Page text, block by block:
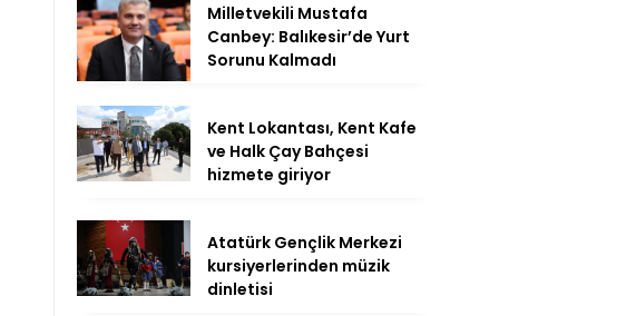
Milletvekili Mustafa
Canbey: Balıkesir’de Yurt
Sorunu Kalmadı
Kent Lokantası, Kent Kafe
ve Halk Çay Bahçesi
hizmete giriyor
Atatürk Gençlik Merkezi
kursiyerlerinden müzik
dinletisi